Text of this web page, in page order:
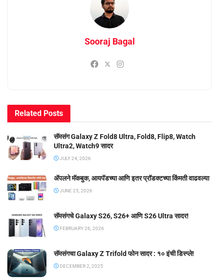
Sooraj Bagal
Related Posts
सॅमसंग Galaxy Z Fold8 Ultra, Fold8, Flip8, Watch
Ultra2, Watch9 सादर
JULY 24, 2026
ॲपलने मॅकबुक, आयपॅडच्या आणि इतर प्रॉडक्टच्या किंमती वाढवल्या
JUNE 25, 2026
सॅमसंगचे Galaxy S26, S26+ आणि S26 Ultra सादर!
FEBRUARY 26, 2026
सॅमसंगचा Galaxy Z Trifold फोन सादर : १० इंची डिस्प्ले!
DECEMBER 2, 2025